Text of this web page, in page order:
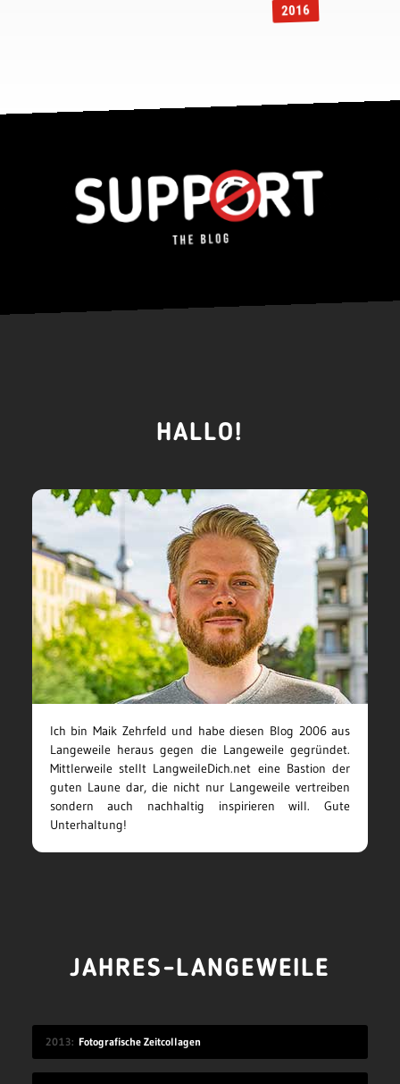
2016
HALLO!
Ich bin Maik Zehrfeld und habe diesen Blog 2006 aus
Langeweile heraus gegen die Langeweile gegründet.
Mittlerweile stellt LangweileDich.net eine Bastion der
guten Laune dar, die nicht nur Langeweile vertreiben
sondern auch nachhaltig inspirieren will. Gute
Unterhaltung!
JAHRES-LANGEWEILE
2013 Fotografische Zeitcollagen